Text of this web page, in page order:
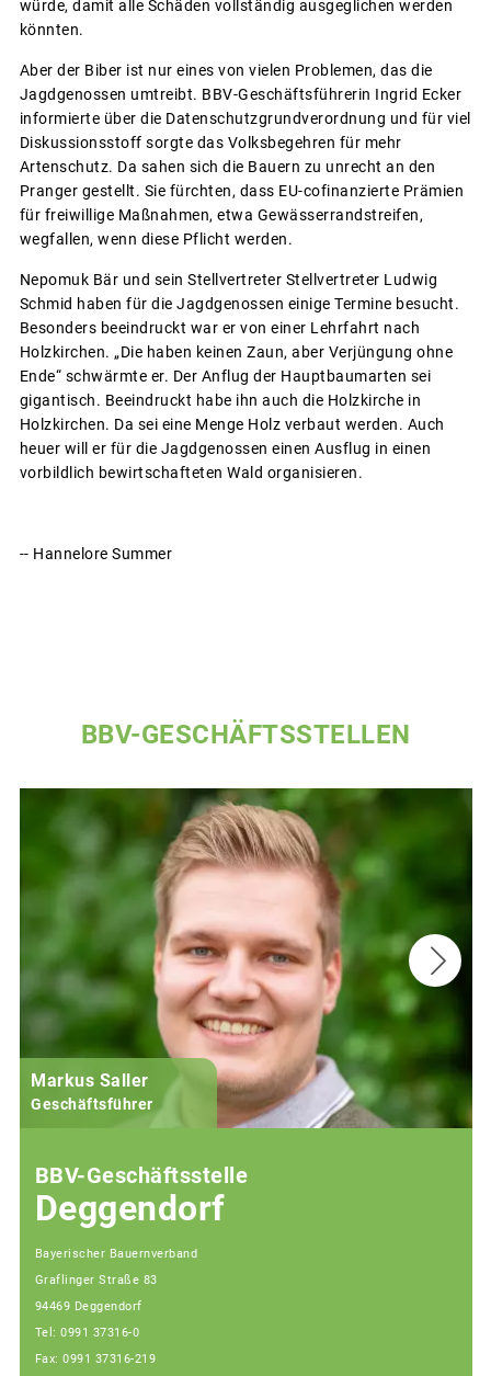
würde, damit alle Schäden vollständig ausgeglichen werden
könnten.
Aber der Biber ist nur eines von vielen Problemen, das die
Jagdgenossen umtreibt. BBV-Geschäftsführerin Ingrid Ecker
informierte über die Datenschutzgrundverordnung und für viel
Diskussionsstoff sorgte das Volksbegehren für mehr
Artenschutz. Da sahen sich die Bauern zu unrecht an den
Pranger gestellt. Sie fürchten, dass EU-cofinanzierte Prämien
für freiwillige Maßnahmen, etwa Gewässerrandstreifen,
wegfallen, wenn diese Pflicht werden.
Nepomuk Bär und sein Stellvertreter Stellvertreter Ludwig
Schmid haben für die Jagdgenossen einige Termine besucht.
Besonders beeindruckt war er von einer Lehrfahrt nach
Holzkirchen. „Die haben keinen Zaun, aber Verjüngung ohne
Ende“ schwärmte er. Der Anflug der Hauptbaumarten sei
gigantisch. Beeindruckt habe ihn auch die Holzkirche in
Holzkirchen. Da sei eine Menge Holz verbaut werden. Auch
heuer will er für die Jagdgenossen einen Ausflug in einen
vorbildlich bewirtschafteten Wald organisieren.
-- Hannelore Summer
BBV-GESCHÄFTSSTELLEN
Markus Saller
Geschäftsführer
BBV-Geschäftsstelle
Deggendorf
Bayerischer Bauernverband
Graflinger Straße 83
94469 Deggendorf
Tel: 0991 37316-0
Fax: 0991 37316-219